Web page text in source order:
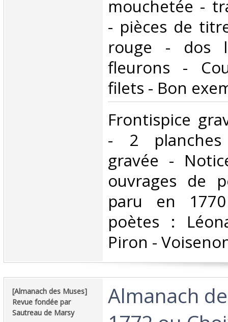
mouchetée -
- pièces de
rouge - dos
fleurons -
filets - Bon
‎Frontispice
- 2
gravée -
ouvrages de
paru en
poètes :
Piron -
‎[Almanach des Muses]
Revue fondée par
Sautreau de Marsy‎
‎Almanach